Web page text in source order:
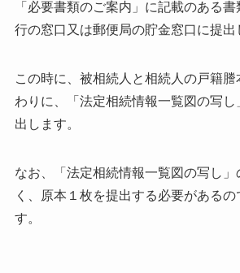
「必要書類のご案内」に記載のある書
行の窓口又は郵便局の貯金窓口に提出
この時に、被相続人と相続人の戸籍
わりに、
「法定相続情報一覧図の写
出します。
なお、「法定相続情報一覧図の写し」
く、
原本１枚を提出する必要がある
す。